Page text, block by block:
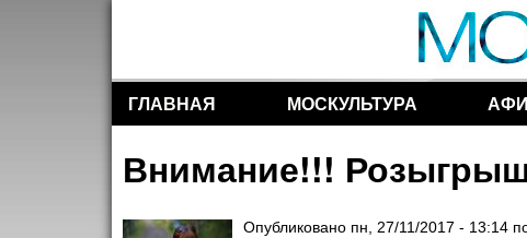
Разделы сайта
ГЛАВНАЯ МОСКУЛЬТУРА
Внимание!!!
Опубликовано пн, 27/11/2017 - 13:14